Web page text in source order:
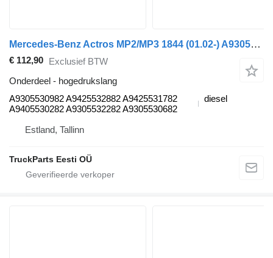
Mercedes-Benz Actros MP2/MP3 1844 (01.02-) A9305530982 hogedrukslang voor Mercedes-Benz Actros, Axor MP1, MP2, MP3 (1996-2014) trekker
€ 112,90 Exclusief BTW
Onderdeel - hogedrukslang
A9305530982 A9425532882 A9425531782
A9405530282 A9305532282 A9305530682
diesel
Estland, Tallinn
TruckParts Eesti OÜ